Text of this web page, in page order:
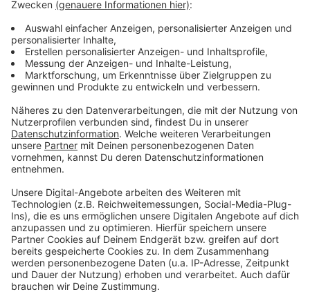
KGNW warnt vor wirtschaftlichen Schieflagen
Anzeige
Doch gerade von derKrankenhausgesellschaft NRW
(KGNW)kommen auch besorgte Töne. Vizepräsident
Sascha Klein warnte schon im Dezember vor
möglichen Schließungen als Folge des
Krankenhausplans. Für manche Kliniken bedeute die
Umsetzung des Plans, dass sie Abteilungen verlören
und möglicherweise ganze Standorte schließen
müssten. Wenn ein Krankenhaus in eine wirtschaftliche
Schieflage geraten sollte, sei Hilfe nötig, heißt es
sinngemäß. In NRW befinden sich momentan 13
Kliniken in einem Insolvenzverfahren.
Anzeige